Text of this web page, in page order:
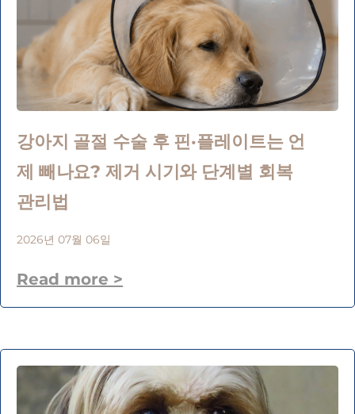
강아지 골절 수술 후 핀·플레이트는 언
제 빼나요? 제거 시기와 단계별 회복
관리법
2026년 07월 06일
Read more >